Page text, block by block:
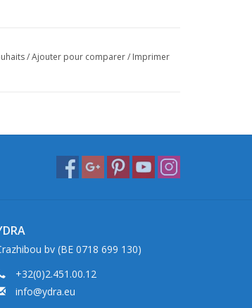
/Ajouter pour comparer/ Imprimer
bv (BE 0718 699 130)
+32(0)2.451.00.12
info@ydra.eu